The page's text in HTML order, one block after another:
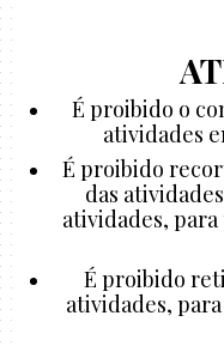
É proibido o
atividades
É proibido
das
atividades,
É proibido
atividades,